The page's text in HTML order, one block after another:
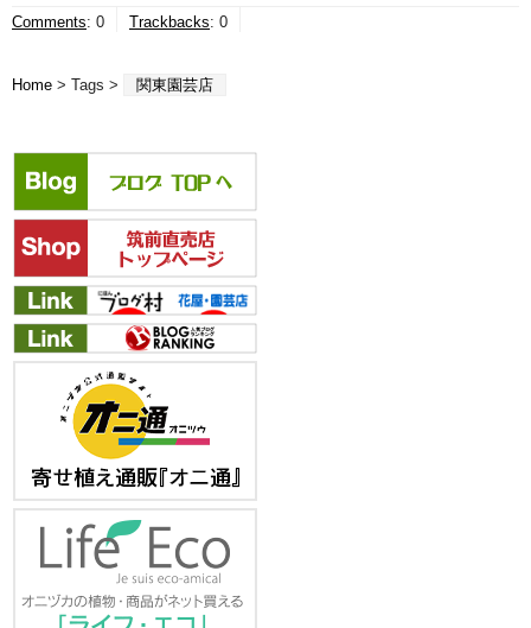
Comments: 0 Trackbacks: 0
Home > Tags > 関東園芸店